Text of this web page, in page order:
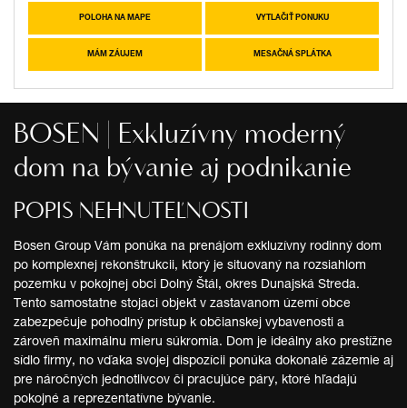
POLOHA NA MAPE VYTLAČIŤ PONUKU
MÁM ZÁUJEM MESAČNÁ SPLÁTKA
BOSEN | Exkluzívny moderný
dom na bývanie aj podnikanie
POPIS NEHNUTEĽNOSTI
Bosen Group Vám ponúka na prenájom exkluzívny rodinný dom
po komplexnej rekonštrukcii, ktorý je situovaný na rozsiahlom
pozemku v pokojnej obci Dolný Štál, okres Dunajská Streda.
Tento samostatne stojaci objekt v zastavanom území obce
zabezpečuje pohodlný prístup k občianskej vybavenosti a
zároveň maximálnu mieru súkromia. Dom je ideálny ako prestížne
sídlo firmy, no vďaka svojej dispozícii ponúka dokonalé zázemie aj
pre náročných jednotlivcov či pracujúce páry, ktoré hľadajú
pokojné a reprezentatívne bývanie.